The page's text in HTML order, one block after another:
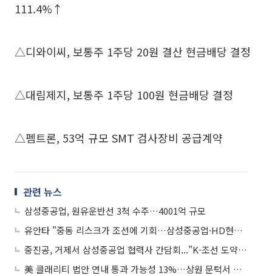
111.4%↑
△디와이씨, 보통주 1주당 20원 결산 현금배당 결정
△대림제지, 보통주 1주당 100원 현금배당 결정
△펨트론, 53억 규모 SMT 검사장비 공급계약
관련 뉴스
삼성중공업, 원유운반선 3척 수주…4001억 규모
유안타 "중동 리스크가 조선에 기회…삼성중공업·HD현대마린솔루션 주목"
중진공, 거제서 삼성중공업 협력사 간담회..."K-조선 도약 엔진 가동"
美 클래리티 법안 연내 통과 가능성 13%…상원 문턱서 제동